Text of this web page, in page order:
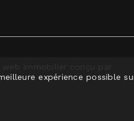
expérience possible